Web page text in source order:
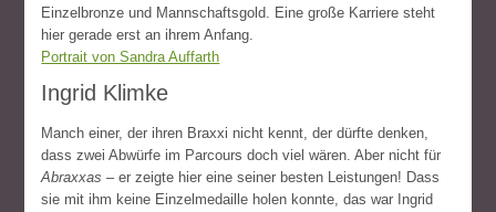
Einzelbronze und Mannschaftsgold. Eine große Karriere steht
hier gerade erst an ihrem Anfang.
Portrait von Sandra Auffarth
Ingrid Klimke
Manch einer, der ihren Braxxi nicht kennt, der dürfte denken,
dass zwei Abwürfe im Parcours doch viel wären. Aber nicht für
Abraxxas – er zeigte hier eine seiner besten Leistungen! Dass
sie mit ihm keine Einzelmedaille holen konnte, das war Ingrid